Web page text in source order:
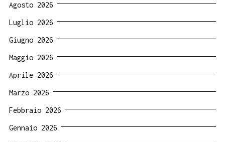
Agosto 2026
Luglio 2026
Giugno 2026
Maggio 2026
Aprile 2026
Marzo 2026
Febbraio 2026
Gennaio 2026